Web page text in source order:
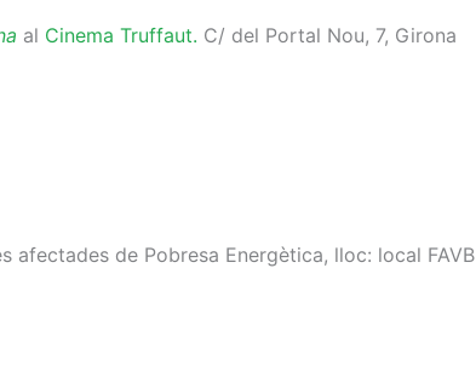
al Cinema Truffaut. C/ del Portal Nou, 7, Girona
afectades de Pobresa Energètica, lloc: local FAVB